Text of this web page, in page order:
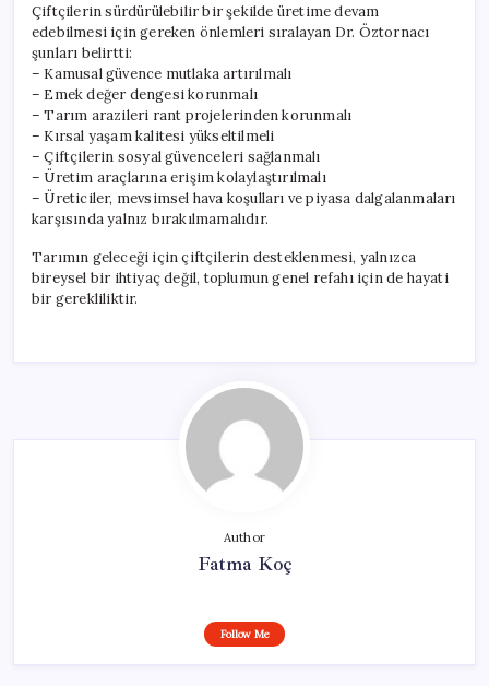
Çiftçilerin sürdürülebilir bir şekilde üretime devam
edebilmesi için gereken önlemleri sıralayan Dr. Öztornacı
şunları belirtti:
– Kamusal güvence mutlaka artırılmalı
– Emek değer dengesi korunmalı
– Tarım arazileri rant projelerinden korunmalı
– Kırsal yaşam kalitesi yükseltilmeli
– Çiftçilerin sosyal güvenceleri sağlanmalı
– Üretim araçlarına erişim kolaylaştırılmalı
– Üreticiler, mevsimsel hava koşulları ve piyasa dalgalanmaları
karşısında yalnız bırakılmamalıdır.
Tarımın geleceği için çiftçilerin desteklenmesi, yalnızca
bireysel bir ihtiyaç değil, toplumun genel refahı için de hayati
bir gerekliliktir.
Author
Fatma Koç
Follow Me